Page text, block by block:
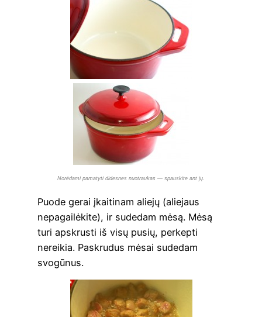
Norė­dami pama­tyti dides­nes nuo­trau­kas — spau­s­ki­te ant jų.
Puo­de gerai įkai­ti­nam alie­jų (alie­jaus
nepa­gai­lė­ki­te), ir sude­dam mėsą. Mėsą
turi apskrus­ti iš visų pusių, per­kep­ti
nerei­kia. Paskru­dus mėsai sude­dam
svogūnus.